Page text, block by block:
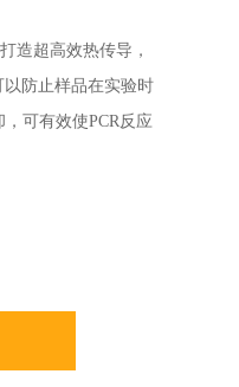
造超高效热传导，
防止样品在实验时
可有效使PCR反应